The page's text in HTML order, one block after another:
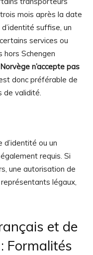
mois après la date
suffise, un
services ou
Schengen
n’accepte pas
donc préférable de
de validité.
ou un
requis. Si
une autorisation de
légaux,
et de
Formalités